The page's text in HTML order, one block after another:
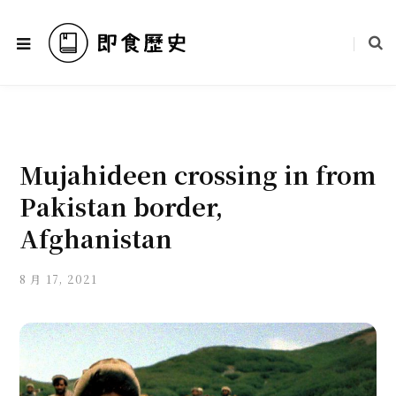
Mujahideen crossing in from
Pakistan border,
Afghanistan
8 月 17, 2021